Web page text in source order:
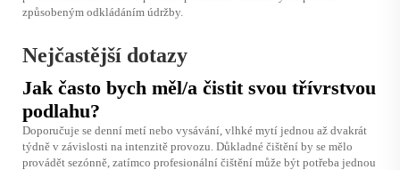
způsobeným odkládáním údržby.
Nejčastější dotazy
Jak často bych měl/a čistit svou třívrstvou
podlahu?
Doporučuje se denní metí nebo vysávání, vlhké mytí jednou až dvakrát
týdně v závislosti na intenzitě provozu. Důkladné čištění by se mělo
provádět sezónně, zatímco profesionální čištění může být potřeba jednou